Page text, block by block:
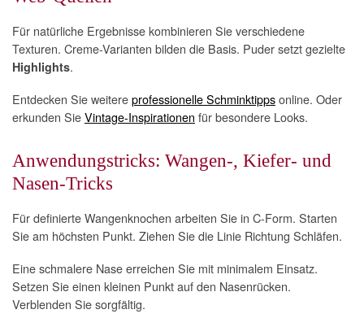
Für natürliche Ergebnisse kombinieren Sie verschiedene
Texturen. Creme-Varianten bilden die Basis. Puder setzt gezielte
Highlights.
Entdecken Sie weitereprofessionelle Schminktippsonline. Oder
erkunden SieVintage-Inspirationen für besondere Looks.
Anwendungstricks: Wangen-, Kiefer- und
Nasen-Tricks
Für definierte Wangenknochen arbeiten Sie in C-Form. Starten
Sie am höchsten Punkt. Ziehen Sie die Linie Richtung Schläfen.
Eine schmalere Nase erreichen Sie mit minimalem Einsatz.
Setzen Sie einen kleinen Punkt auf den Nasenrücken.
Verblenden Sie sorgfältig.